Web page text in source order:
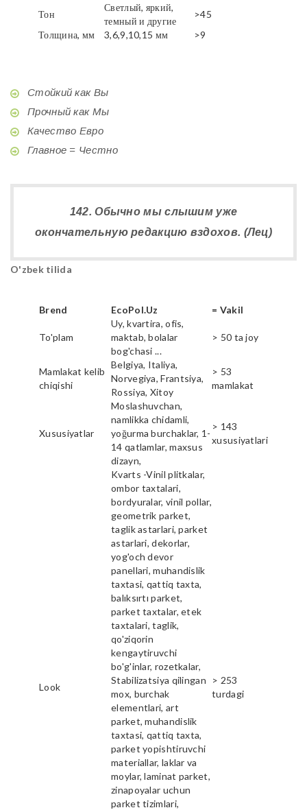
Тон
Светлый, яркий,
темный и другие
>45
Толщина, мм
3,6,9,10,15 мм >9
Стойкий как Вы
Прочный как Мы
Качество Евро
Главное = Честно
142. Обычно мы слышим уже
окончательную редакцию вздохов. (Лец)
O'zbek tilida
Brend EcoPol.Uz = Vakil
To'plam
Uy, kvartira, ofis,
maktab, bolalar
bog'chasi ...
> 50 ta joy
Mamlakat kelib
chiqishi
Belgiya, Italiya,
Norvegiya, Frantsiya,
Rossiya, Xitoy
> 53
mamlakat
Xususiyatlar
Moslashuvchan,
namlikka chidamli,
yoğurma burchaklar, 1-
14 qatlamlar, maxsus
dizayn,
> 143
xususiyatlari
Look
Kvarts -Vinil plitkalar,
ombor taxtalari,
bordyuralar, vinil pollar,
geometrik parket,
taglik astarlari, parket
astarlari, dekorlar,
yog'och devor
panellari, muhandislik
taxtasi, qattiq taxta,
balıksırtı parket,
parket taxtalar, etek
taxtalari, taglik,
qo'ziqorin
kengaytiruvchi
bo'g'inlar, rozetkalar,
Stabilizatsiya qilingan
mox, burchak
elementlari, art
parket, muhandislik
taxtasi, qattiq taxta,
parket yopishtiruvchi
materiallar, laklar va
moylar, laminat parket,
zinapoyalar uchun
parket tizimlari,
> 253
turdagi